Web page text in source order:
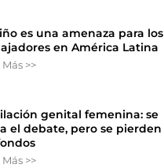
es una amenaza para los
en América Latina
>>
genital femenina: se
el debate, pero se pierden
>>